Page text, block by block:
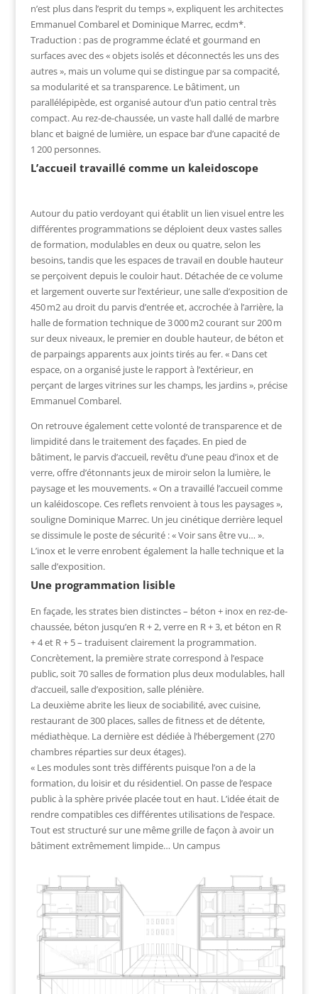
n’est plus dans l’esprit du temps », expliquent les architectes
Emmanuel Combarel et Dominique Marrec, ecdm*.
Traduction : pas de programme éclaté et gourmand en
surfaces avec des « objets isolés et déconnectés les uns des
autres », mais un volume qui se distingue par sa compacité,
sa modularité et sa transparence. Le bâtiment, un
parallélépipède, est organisé autour d’un patio central très
compact. Au rez-de-chaussée, un vaste hall dallé de marbre
blanc et baigné de lumière, un espace bar d’une capacité de
1 200 personnes.
L’accueil travaillé comme un kaleidoscope
Autour du patio verdoyant qui établit un lien visuel entre les
différentes programmations se déploient deux vastes salles
de formation, modulables en deux ou quatre, selon les
besoins, tandis que les espaces de travail en double hauteur
se perçoivent depuis le couloir haut. Détachée de ce volume
et largement ouverte sur l’extérieur, une salle d’exposition de
450 m2au droit du parvis d’entrée et, accrochée à l’arrière, la
halle de formation technique de 3 000 m2courant sur 200 m
sur deux niveaux, le premier en double hauteur, de béton et
de parpaings apparents aux joints tirés au fer. « Dans cet
espace, on a organisé juste le rapport à l’extérieur, en
perçant de larges vitrines sur les champs, les jardins », précise
Emmanuel Combarel.
On retrouve également cette volonté de transparence et de
limpidité dans le traitement des façades. En pied de
bâtiment, le parvis d’accueil, revêtu d’une peau d’inox et de
verre, offre d’étonnants jeux de miroir selon la lumière, le
paysage et les mouvements. « On a travaillé l’accueil comme
un kaléidoscope. Ces reflets renvoient à tous les paysages »,
souligne Dominique Marrec. Un jeu cinétique derrière lequel
se dissimule le poste de sécurité : « Voir sans être vu… ».
L’inox et le verre enrobent également la halle technique et la
salle d’exposition.
Une programmation lisible
En façade, les strates bien distinctes – béton + inox en rez-de-
chaussée, béton jusqu’en R + 2, verre en R + 3, et béton en R
+ 4 et R + 5 – traduisent clairement la programmation.
Concrètement, la première strate correspond à l’espace
public, soit 70 salles de formation plus deux modulables, hall
d’accueil, salle d’exposition, salle plénière.
La deuxième abrite les lieux de sociabilité, avec cuisine,
restaurant de 300 places, salles de fitness et de détente,
médiathèque. La dernière est dédiée à l’hébergement (270
chambres réparties sur deux étages).
« Les modules sont très différents puisque l’on a de la
formation, du loisir et du résidentiel. On passe de l’espace
public à la sphère privée placée tout en haut. L’idée était de
rendre compatibles ces différentes utilisations de l’espace.
Tout est structuré sur une même grille de façon à avoir un
bâtiment extrêmement limpide… Un campus